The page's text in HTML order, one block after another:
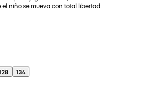
niño se mueva con total libertad.
134